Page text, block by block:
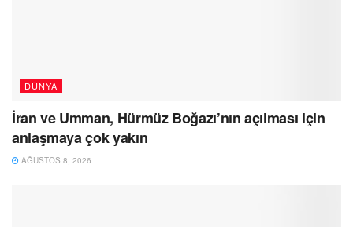
DÜNYA
İran ve Umman, Hürmüz Boğazı’nın açılması için
anlaşmaya çok yakın
AĞUSTOS 8, 2026